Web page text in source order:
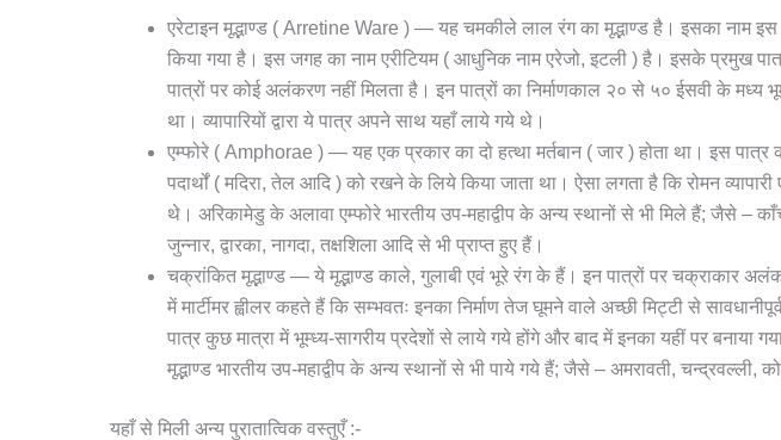
एरेटाइन मृद्भाण्ड ( Arretine Ware ) — यह चमकीले लाल रंग का मृद्भाण्ड है। इसका नाम इस
किया गया है। इस जगह का नाम एरीटियम ( आधुनिक नाम एरेजो, इटली ) है। इसके प्रमुख
पात्रों पर कोई अलंकरण नहीं मिलता है। इन पात्रों का निर्माणकाल २० से ५० ईसवी के मध्य
था। व्यापारियों द्वारा ये पात्र अपने साथ यहाँ लाये गये थे।
एम्फोरे ( Amphorae ) — यह एक प्रकार का दो हत्था मर्तबान ( जार ) होता था। इस पात्र
पदार्थों ( मदिरा, तेल आदि ) को रखने के लिये किया जाता था। ऐसा लगता है कि रोमन व्यापारी
थे। अरिकामेडु के अलावा एम्फोरे भारतीय उप-महाद्वीप के अन्य स्थानों से भी मिले हैं; जैसे –
जुन्नार, द्वारका, नागदा, तक्षशिला आदि से भी प्राप्त हुए हैं।
चक्रांकित मृद्भाण्ड — ये मृद्भाण्ड काले, गुलाबी एवं भूरे रंग के हैं। इन पात्रों पर चक्राकार
में मार्टीमर ह्वीलर कहते हैं कि सम्भवतः इनका निर्माण तेज घूमने वाले अच्छी मिट्टी से
पात्र कुछ मात्रा में भूम्ध्य-सागरीय प्रदेशों से लाये गये होंगे और बाद में इनका यहीं पर बनाया
मृद्भाण्ड भारतीय उप-महाद्वीप के अन्य स्थानों से भी पाये गये हैं; जैसे – अमरावती, चन्द्रवल्ली,
यहाँ से मिली अन्य पुरातात्विक वस्तुएँ :-